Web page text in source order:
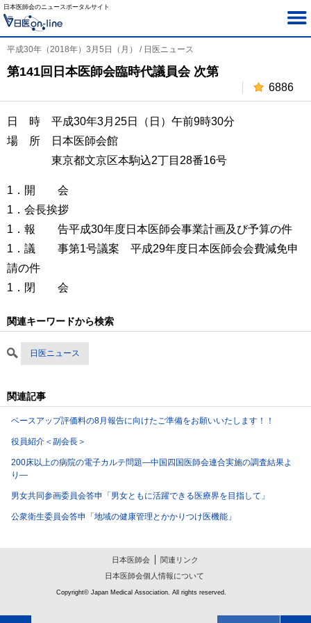
日本医師会のニュースポータルサイト
平成30年（2018年）3月5日（月） / 日医ニュース
第141回日本医師会臨時代議員会 次第
6886
日 時 平成30年3月25日（日）午前9時30分
場 所 日本医師会館
東京都文京区本駒込2丁目28番16号
1．開 会
1．会長挨拶
1．報 告平成30年度日本医師会事業計画及び予算の件
1．議 事第1号議案 平成29年度日本医師会会費減免申
請の件
1．閉 会
関連キーワードから検索
日医ニュース
関連記事
ベースアップ評価料の8月報告に向けたご準備をお願いいたします！！
役員紹介＜副会長＞
200床以上の病院の電子カルテ問題―中国四国医師会連合実施の調査結果よ
り―
男女共同参画委員会答申「男女ともに活躍できる医療界を目指して」
公衆衛生委員会答申「地域の健康管理とかかりつけ医機能」
日本医師会
関連リンク
日本医師会個人情報について
Copyright© Japan Medical Association. All rights reserved.